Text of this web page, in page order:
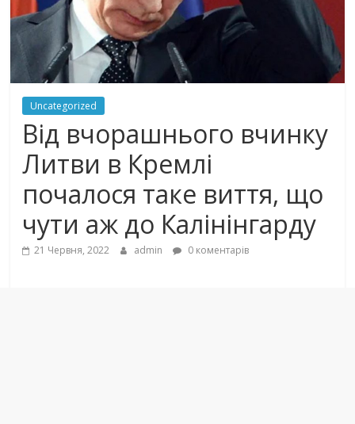
Uncategorized
Від вчорашнього вчинку
Литви в Кремлі
почалося таке виття, що
чути аж до Калінінгарду
21 Червня, 2022 admin 0 коментарів